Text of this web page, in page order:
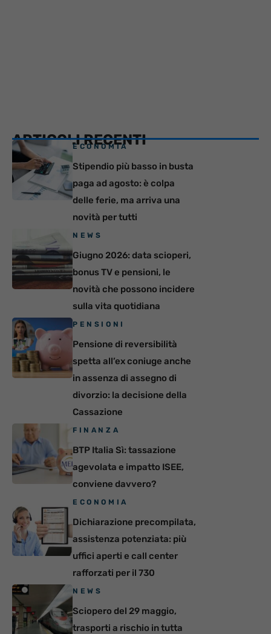
ARTICOLI RECENTI
ECONOMIA
Stipendio più basso in busta
paga ad agosto: è colpa
delle ferie, ma arriva una
novità per tutti
NEWS
Giugno 2026: data scioperi,
bonus TV e pensioni, le
novità che possono incidere
sulla vita quotidiana
PENSIONI
Pensione di reversibilità
spetta all’ex coniuge anche
in assenza di assegno di
divorzio: la decisione della
Cassazione
FINANZA
BTP Italia Sì: tassazione
agevolata e impatto ISEE,
conviene davvero?
ECONOMIA
Dichiarazione precompilata,
assistenza potenziata: più
uffici aperti e call center
rafforzati per il 730
NEWS
Sciopero del 29 maggio,
trasporti a rischio in tutta